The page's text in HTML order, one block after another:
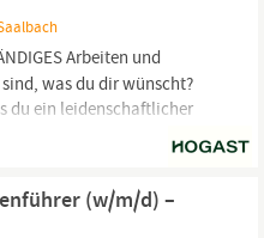
Arbeiten und
sind, was du dir wünscht?
du ein leidenschaftlicher
GENAU RICHTIG UND
DIR AN….
in der eva,ALM Vor- und
Gerichten.(w/m/d) –